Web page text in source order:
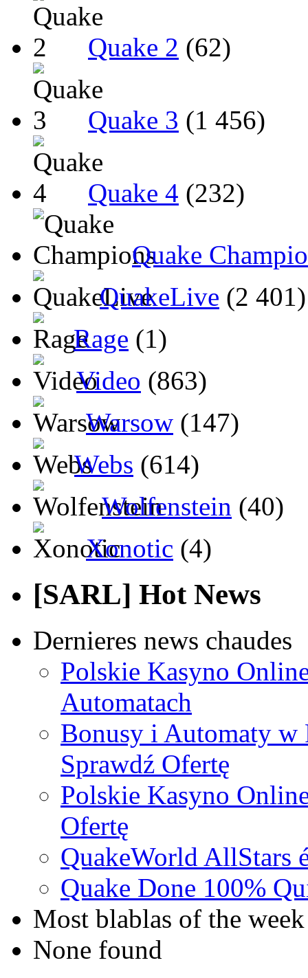
Quake 2 (62)
Quake 3 (1 456)
Quake 4 (232)
Quake
QuakeLive (2 401)
Rage (1)
Video (863)
Warsow (147)
Webs (614)
Wolfenstein (40)
Xonotic (4)
[SARL] Hot News
Dernieres news chaudes
Polskie Kasyno
Automatach
Bonusy i Automaty w
Sprawdź Ofertę
Polskie Kasyno
Ofertę
QuakeWorld AllStars
Quake Done 100%
Most blablas of the week
None found